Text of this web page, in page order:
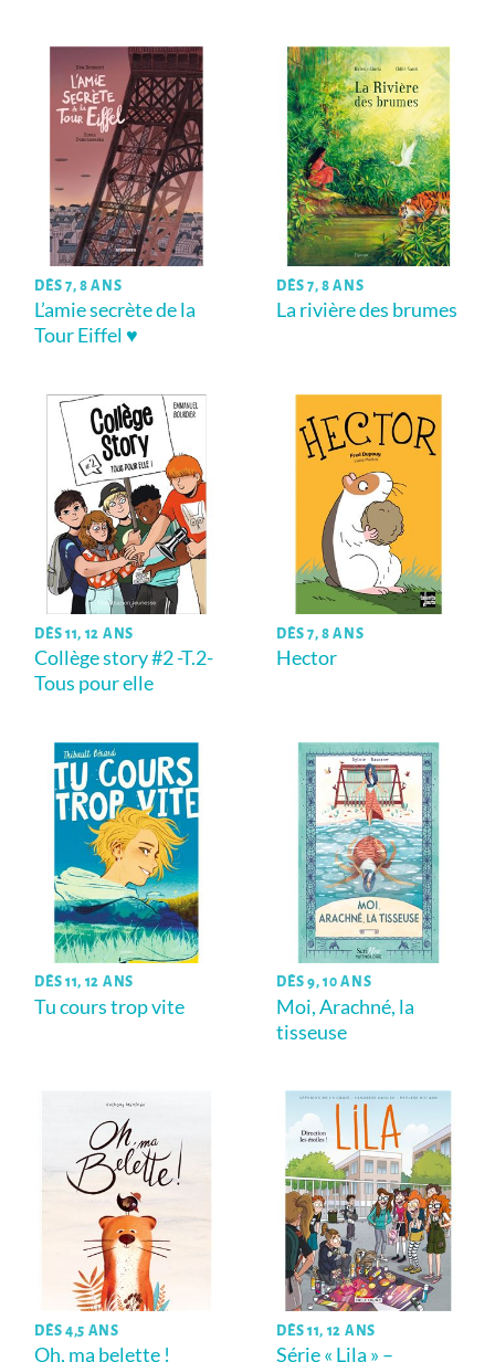
DÈS 7, 8 ANS
L’amie secrète de la
Tour Eiffel ♥
DÈS 7, 8 ANS
La rivière des brumes
DÈS 11, 12 ANS
Collège story #2 -T.2-
Tous pour elle
DÈS 7, 8 ANS
Hector
DÈS 11, 12 ANS
Tu cours trop vite
DÈS 9, 10 ANS
Moi, Arachné, la
tisseuse
DÈS 4,5 ANS
Oh, ma belette !
DÈS 11, 12 ANS
Série « Lila » –